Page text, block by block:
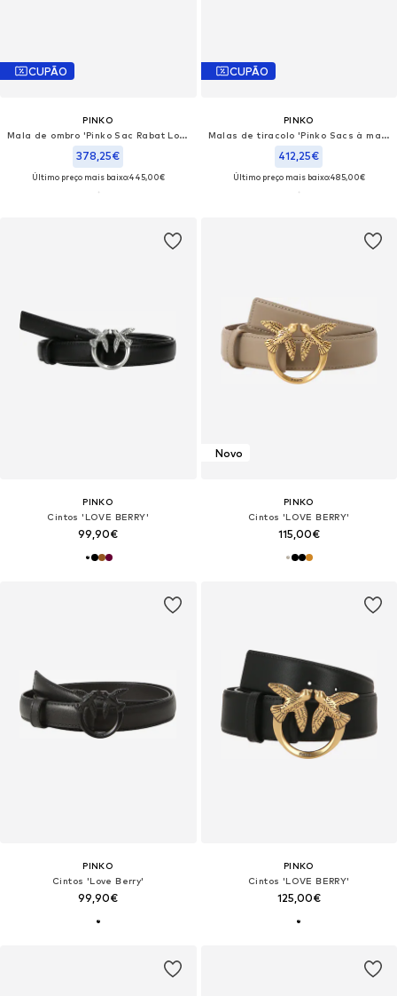
CUPÃO
PINKO
Mala de ombro 'Pinko Sac Rabat Love One Slouchy Zip Mini Vite Blanc'
378,25€
Último preço mais baixo:445,00€
CUPÃO
PINKO
Malas de tiracolo 'Pinko Sacs à main Love One Slouchy Zip Classic V Blanc'
412,25€
Último preço mais baixo:485,00€
PINKO
Cintos 'LOVE BERRY'
99,90€
Novo
PINKO
Cintos 'LOVE BERRY'
115,00€
PINKO
Cintos 'Love Berry'
99,90€
PINKO
Cintos 'LOVE BERRY'
125,00€